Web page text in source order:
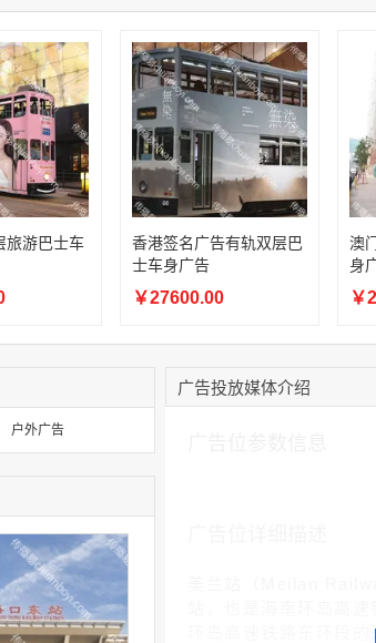
旅游巴士车
香港签名广告有轨双层巴
士车身广告
￥27600.00
澳
身
￥
户外广告
广告投放媒体介绍
环岛高速铁路东环段